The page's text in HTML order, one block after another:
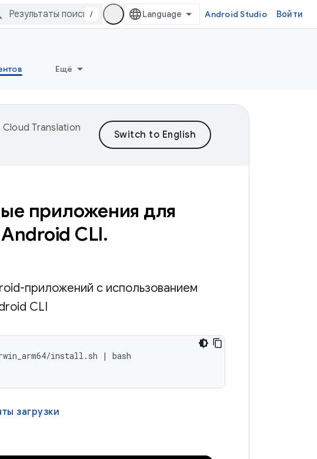
/ Android Studio Войти
Ещё
Cloud Translation
приложения для
CLI.
приложений с использованием
CLI
install.sh | bash
загрузки